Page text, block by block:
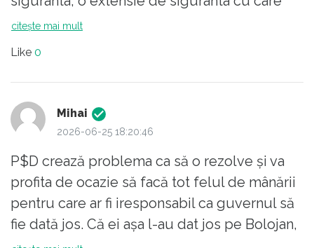
mafia PSD isi va face treaba fatalmente, cand
deliberat sa faramitzeze partidele(prin
propaganda, manipulari si cartite in partide)
ceea ce a dus la situatia imposibila in care ne
votat oamenii AUR, SOS, POT, REPER,
DREPT, etc iar in PNL s-au creat
factiuni...parca a dat strechea in toti, ca asa
vrea mafia pro-rusa!!!!!
citește mai mult
Like 0
Mihai
2026-06-25 18:20:46
P$D crează problema ca să o rezolve și va
profita de ocazie să facă tot felul de mânării
pentru care ar fi iresponsabil ca guvernul să
fie dată jos. Că ei așa l-au dat jos pe Bolojan,